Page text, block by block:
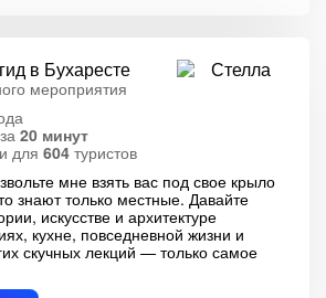
в Бухаресте
мероприятия
20 минут
для 604 туристов
мне взять вас под свое крыло
знают только местные. Давайте
искусстве и архитектуре
кухне, повседневной жизни и
скучных лекций — только самое